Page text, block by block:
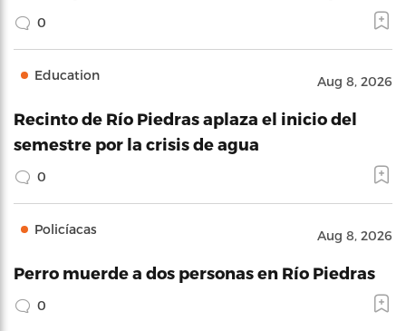
0
Education Aug 8, 2026
Recinto de Río Piedras aplaza el inicio del
semestre por la crisis de agua
0
Policíacas Aug 8, 2026
Perro muerde a dos personas en Río Piedras
0